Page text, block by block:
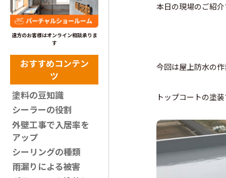
遠方のお客様はオンライン相談承りま
す
おすすめコンテン
ツ
塗料の豆知識
シーラーの役割
外壁工事で入居率を
アップ
シーリングの種類
雨漏りによる被害
本日の現場のご紹
今回は屋上防水の
トップコートの塗